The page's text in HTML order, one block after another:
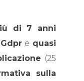
di 7 anni
e quasi
(25
sulla